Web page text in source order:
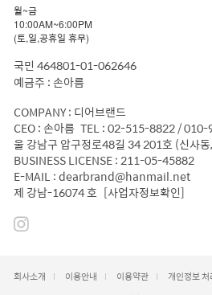
월~금
10:00AM~6:00PM
(토,일,공휴일 휴무)
국민 464801-01-062646
예금주 : 손아름
COMPANY : 디어브랜드
CEO : 손아름 TEL : 02-515-8822 /
울 강남구 압구정로48길 34 201호 (신사
BUSINESS LICENSE : 211-05-45882
E-MAIL : dearbrand@hanmail.net
제 강남-16074 호 [사업자정보확인]
회사소개 이용안내 이용약관 개인정보